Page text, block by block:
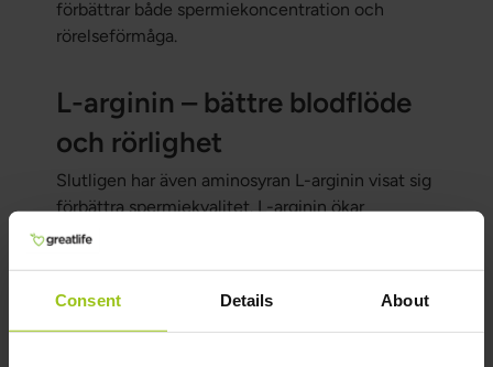
Consent Details About
förbättrar både spermiekoncentration och
rörelseförmåga.
L-arginin – bättre blodflöde
och rörlighet
Slutligen har även aminosyran L-arginin visat sig
förbättra spermiekvalitet. L-arginin ökar
kroppens produktion av kväveoxid (NO), som i
Författare & granskare